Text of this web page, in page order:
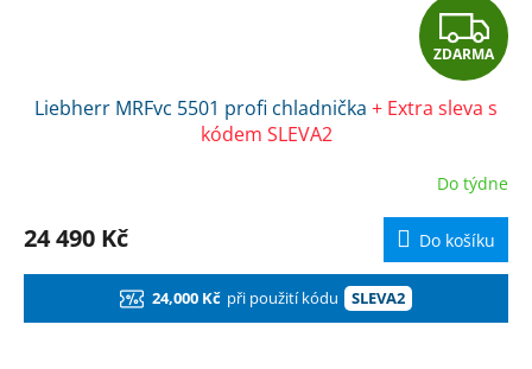
Z
D
A
R
M
A
ZDARMA
Liebherr MRFvc 5501 profi chladnička + Extra sleva s
kódem SLEVA2
Do týdne
24 490 Kč Do košíku
24,000 Kč při použití kódu SLEVA2